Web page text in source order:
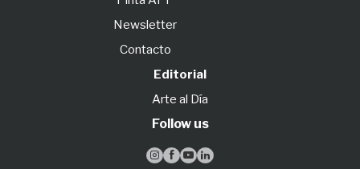
Newsletter
Contacto
Editorial
Arte al Día
Follow us
   